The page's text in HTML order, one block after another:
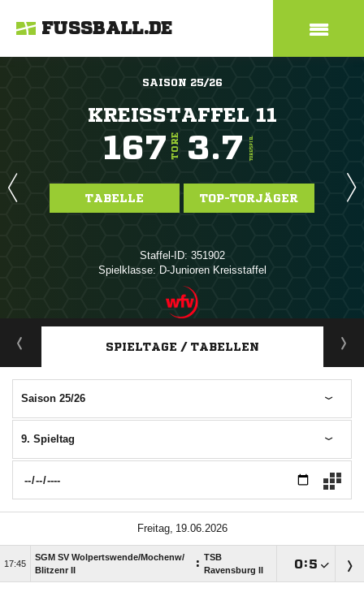
FUSSBALL.DE
SAISON 25/26
KREISSTAFFEL 11
167 TORE 3.7 TORE/SPIEL
TABELLE TOP-TORJÄGER
Staffel-ID: 351902
Spielklasse: D-Junioren Kreisstaffel
ANZEIGE
SPIELTAGE / TABELLEN
Saison 25/26
9. Spieltag
 

SGM SV Wolpertswende/​Mochenw/​
Blitzenr II
: TSB
Ravensburg II
: